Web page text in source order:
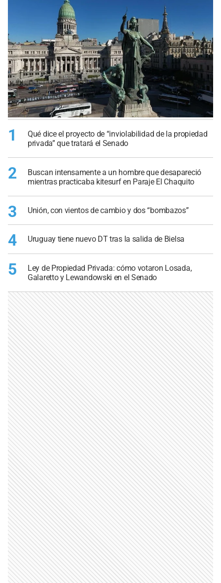
1
Qué dice el proyecto de “inviolabilidad de la propiedad
privada” que tratará el Senado
2
Buscan intensamente a un hombre que desapareció
mientras practicaba kitesurf en Paraje El Chaquito
3 Unión, con vientos de cambio y dos “bombazos”
4 Uruguay tiene nuevo DT tras la salida de Bielsa
5
Ley de Propiedad Privada: cómo votaron Losada,
Galaretto y Lewandowski en el Senado